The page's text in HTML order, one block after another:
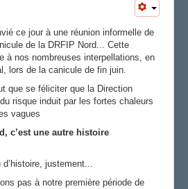
ce jour à une réunion informelle de
de la DRFIP Nord... Cette
à nos nombreuses interpellations, en
lors de la canicule de fin juin.
que se féliciter que la Direction
risque induit par les fortes chaleurs
vagues
c’est une autre histoire
d’histoire, justement...
pas à notre première période de